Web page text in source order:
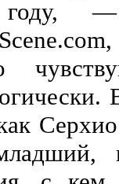
—